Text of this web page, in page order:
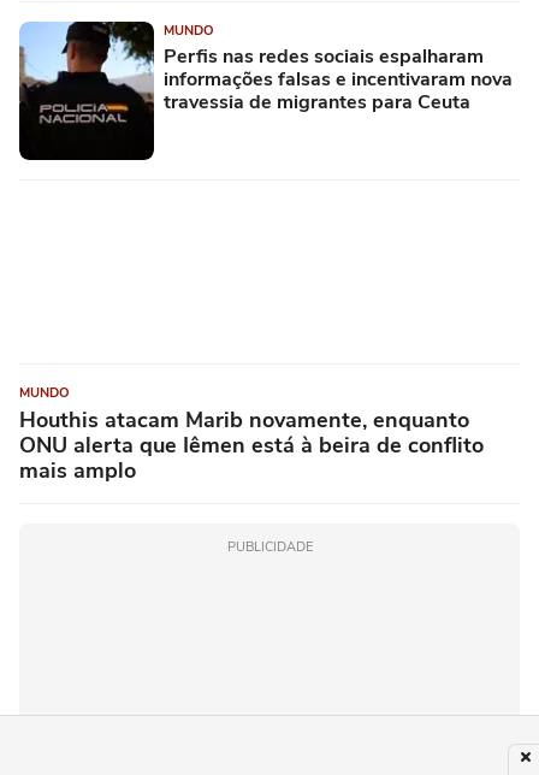
MUNDO
Perfis nas redes sociais espalharam
informações falsas e incentivaram nova
travessia de migrantes para Ceuta
MUNDO
Houthis atacam Marib novamente, enquanto
ONU alerta que Iêmen está à beira de conflito
mais amplo
PUBLICIDADE